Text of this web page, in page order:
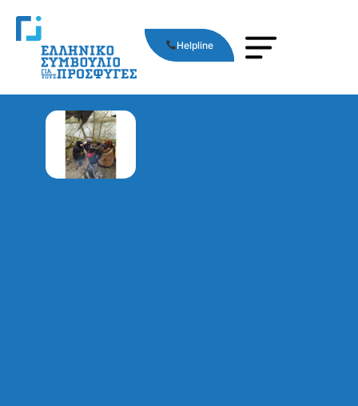
Helpline